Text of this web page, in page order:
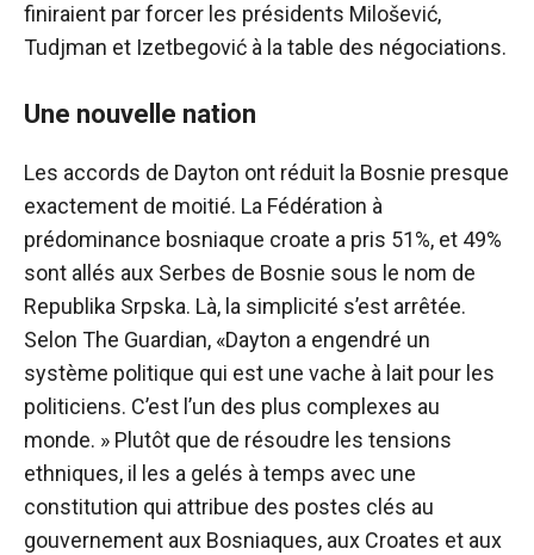
finiraient par forcer les présidents Milošević,
Tudjman et Izetbegović à la table des négociations.
Une nouvelle nation
Les accords de Dayton ont réduit la Bosnie presque
exactement de moitié. La Fédération à
prédominance bosniaque croate a pris 51%, et 49%
sont allés aux Serbes de Bosnie sous le nom de
Republika Srpska. Là, la simplicité s’est arrêtée.
Selon The Guardian, «Dayton a engendré un
système politique qui est une vache à lait pour les
politiciens. C’est l’un des plus complexes au
monde. » Plutôt que de résoudre les tensions
ethniques, il les a gelés à temps avec une
constitution qui attribue des postes clés au
gouvernement aux Bosniaques, aux Croates et aux